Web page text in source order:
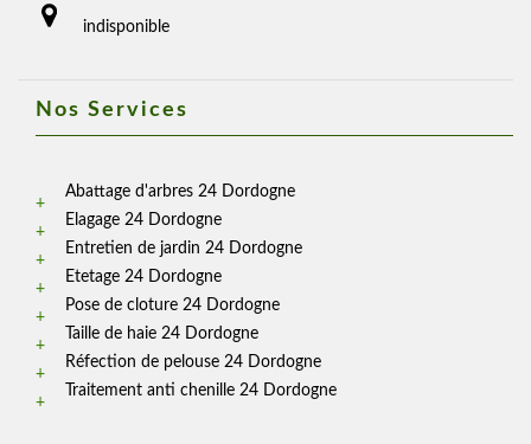
indisponible
Nos Services
Abattage d'arbres 24 Dordogne
Elagage 24 Dordogne
Entretien de jardin 24 Dordogne
Etetage 24 Dordogne
Pose de cloture 24 Dordogne
Taille de haie 24 Dordogne
Réfection de pelouse 24 Dordogne
Traitement anti chenille 24 Dordogne